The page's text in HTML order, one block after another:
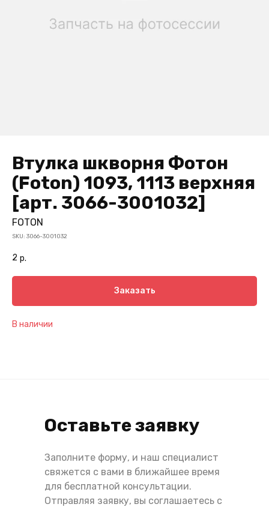
Втулка шкворня Фотон
(Foton) 1093, 1113 верхняя
[арт. 3066-3001032]
FOTON
SKU: 3066-3001032
2 р.
Заказать
В наличии
Оставьте заявку
Заполните форму, и наш специалист
свяжется с вами в ближайшее время
для бесплатной консультации.
Отправляя заявку, вы соглашаетесь с